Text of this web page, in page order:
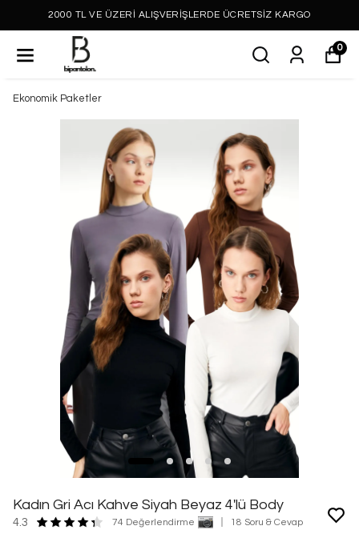
2000 TL VE ÜZERİ ALIŞVERİŞLERDE ÜCRETSİZ KARGO
0
Ekonomik Paketler
Kadın Gri Acı Kahve Siyah Beyaz 4'lü Body
4.3 74 Değerlendirme 18 Soru & Cevap